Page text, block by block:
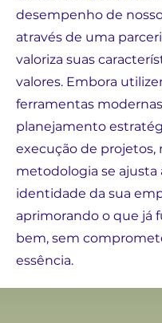
desempenho de
através de uma
valoriza suas
valores. Embora
ferramentas
planejamento
execução de projetos,
metodologia se ajusta
identidade da sua
aprimorando o que já
bem, sem
essência.